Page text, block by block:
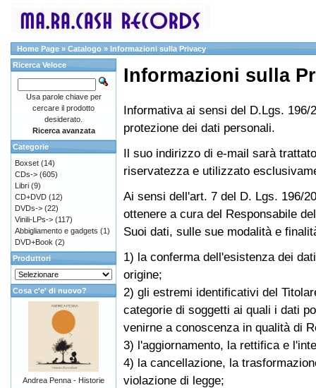
Home Page » Catalogo » Informazioni sulla Privacy
Informazioni sulla
Informativa ai sensi del D.Lgs.
protezione dei dati personali.
Il suo indirizzo di e-mail sarà
riservatezza e utilizzato
Ai sensi dell'art. 7 del D. Lgs. 196/
ottenere a cura del Responsabile
Suoi dati, sulle sue modalità e
1) la conferma dell'esistenza dei
origine;
2) gli estremi identificativi del
categorie di soggetti ai quali i dati
venirne a conoscenza in qualità di
3) l'aggiornamento, la rettifica e
4) la cancellazione, la
violazione di legge;
Ricerca Veloce
Usa parole chiave per
cercare il prodotto
desiderato.
Ricerca avanzata
Categorie
Boxset (14)
CDs-> (605)
Libri (9)
CD+DVD (12)
DVDs-> (22)
Vinili-LPs-> (117)
Abbigliamento e gadgets (1)
DVD+Book (2)
Produttori
Cosa c'e' di nuovo?
Andrea Penna - Historie